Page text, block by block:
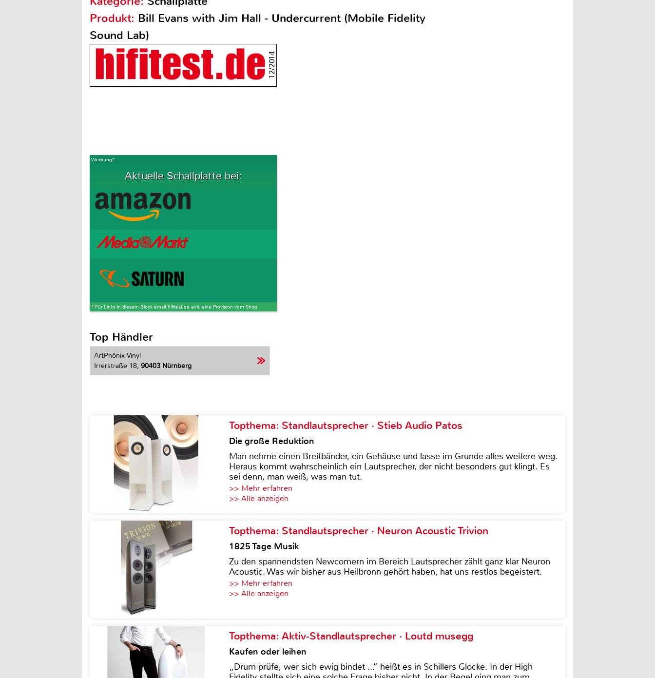
Produkt: Bill Evans with Jim Hall - Undercurrent (Mobile Fidelity
Sound Lab)
12/2014
Werbung*
Aktuelle Schallplatte bei:
* Für Links in diesem Block erhält hifitest.de evtl. eine Provision vom Shop
Top Händler
ArtPhönix Vinyl
Irrerstraße 18, 90403 Nürnberg
Topthema: Standlautsprecher · Stieb Audio Patos
Die große Reduktion
Man nehme einen Breitbänder, ein Gehäuse und lasse im Grunde alles weitere weg.
Heraus kommt wahrscheinlich ein Lautsprecher, der nicht besonders gut klingt. Es
sei denn, man weiß, was man tut.
>> Mehr erfahren
>> Alle anzeigen
Topthema: Standlautsprecher · Neuron Acoustic Trivion
1825 Tage Musik
Zu den spannendsten Newcomern im Bereich Lautsprecher zählt ganz klar Neuron
Acoustic. Was wir bisher aus Heilbronn gehört haben, hat uns restlos begeistert.
>> Mehr erfahren
>> Alle anzeigen
Topthema: Aktiv-Standlautsprecher · Loutd musegg
Kaufen oder leihen
„Drum prüfe, wer sich ewig bindet ...“ heißt es in Schillers Glocke. In der High